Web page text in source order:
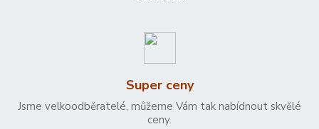
Super ceny
Jsme velkoodběratelé, můžeme Vám tak nabídnout skvělé
ceny.